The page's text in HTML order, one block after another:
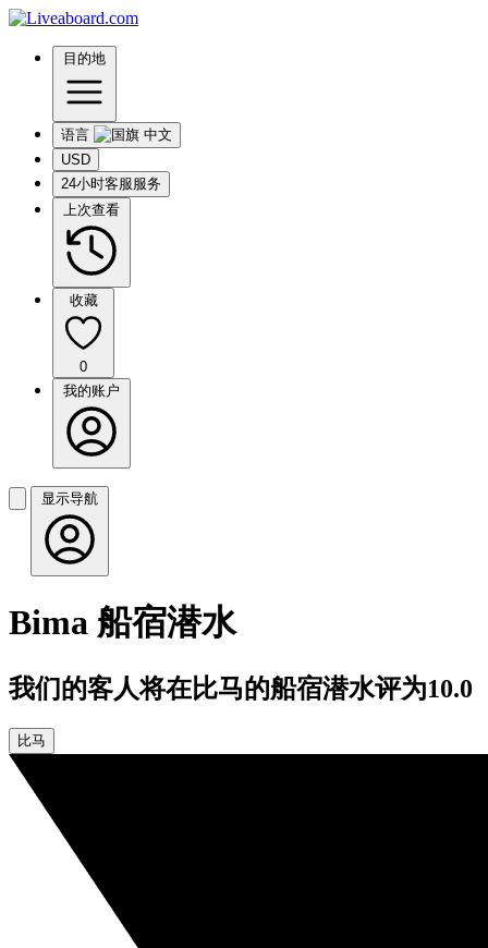
目的地
语言
USD
24小时客服服务
上次查看
收藏
0
我的账户
显示导航
Bima 船宿潜水
我们的客人将在比马的船宿潜水评为10.0
比马